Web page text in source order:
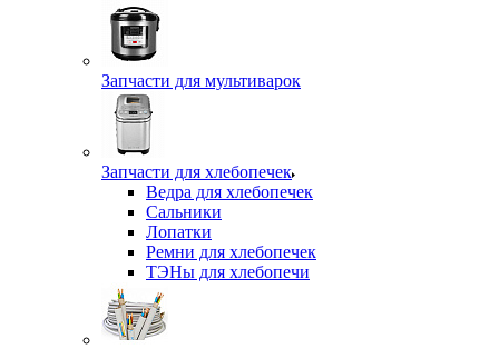
Запчасти для мультиварок
Запчасти для хлебопечек
Ведра для хлебопечек
Сальники
Лопатки
Ремни для хлебопечек
ТЭНы для хлебопечи